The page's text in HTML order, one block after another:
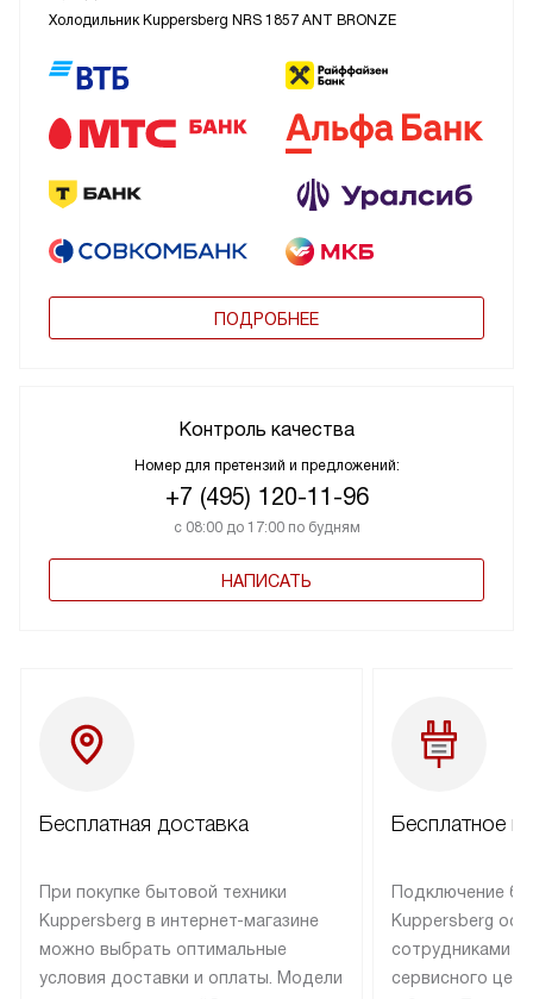
Холодильник Kuppersberg NRS 1857 ANT BRONZE
ПОДРОБНЕЕ
Контроль качества
Номер для претензий и предложений:
+7 (495) 120-11-96
с 08:00 до 17:00 по будням
НАПИСАТЬ
Бесплатная доставка
При покупке бытовой техники
Kuppersberg в интернет-магазине
можно выбрать оптимальные
условия доставки и оплаты. Модели
Бесплатное
Подключение
Kuppersberg
сотрудниками
сервисного